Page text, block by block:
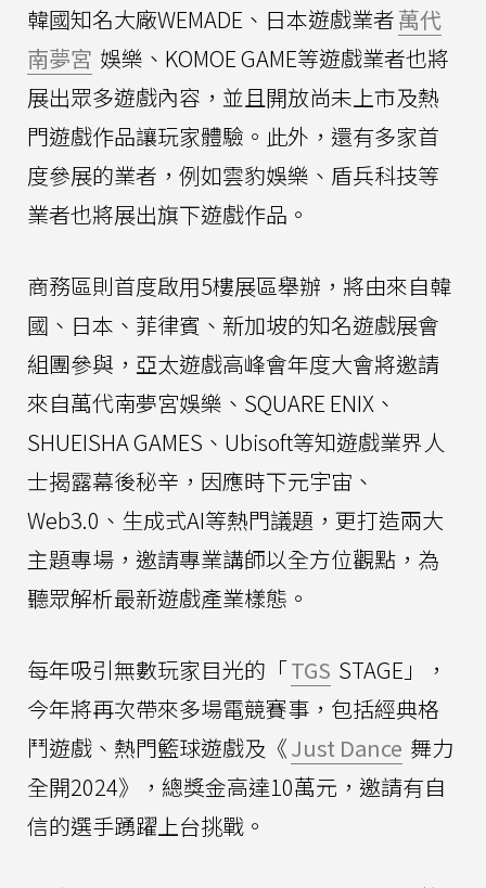
韓國知名大廠WEMADE、日本遊戲業者萬代
南夢宮 娛樂、KOMOE GAME等遊戲業者也將
展出眾多遊戲內容，並且開放尚未上市及熱
門遊戲作品讓玩家體驗。此外，還有多家首
度參展的業者，例如雲豹娛樂、盾兵科技等
業者也將展出旗下遊戲作品。
商務區則首度啟用5樓展區舉辦，將由來自韓
國、日本、菲律賓、新加坡的知名遊戲展會
組團參與，亞太遊戲高峰會年度大會將邀請
來自萬代南夢宮娛樂、SQUARE ENIX、
SHUEISHA GAMES、Ubisoft等知遊戲業界人
士揭露幕後秘辛，因應時下元宇宙、
Web3.0、生成式AI等熱門議題，更打造兩大
主題專場，邀請專業講師以全方位觀點，為
聽眾解析最新遊戲產業樣態。
每年吸引無數玩家目光的「TGS STAGE」，
今年將再次帶來多場電競賽事，包括經典格
鬥遊戲、熱門籃球遊戲及《Just Dance 舞力
全開2024》，總獎金高達10萬元，邀請有自
信的選手踴躍上台挑戰。